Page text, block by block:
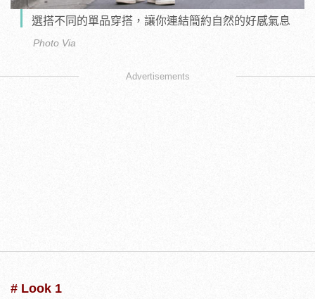
選搭不同的單品穿搭，讓你連結簡約自然的好感氣息
Photo Via
Advertisements
# Look 1